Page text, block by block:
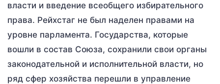
власти и введение всеобщего избирательного
права. Рейхстаг не был наделен правами на
уровне парламента. Государства, которые
вошли в состав Союза, сохранили свои органы
законодательной и исполнительной власти, но
ряд сфер хозяйства перешли в управление